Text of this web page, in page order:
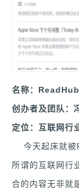
名称：ReadHub
创办者及团队：
定位：互联网行
今天起床就被
所谓的互联网行
合的内容无非就